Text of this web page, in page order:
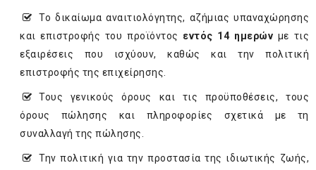
Το δικαίωμα αναιτιολόγητης, αζήμιας υπαναχώρησης
και επιστροφής του προϊόντος εντός 14 ημερών με τις
εξαιρέσεις που ισχύουν, καθώς και την πολιτική
επιστροφής της επιχείρησης.
Τους γενικούς όρους και τις προϋποθέσεις, τους
όρους πώλησης και πληροφορίες σχετικά με τη
συναλλαγή της πώλησης.
Την πολιτική για την προστασία της ιδιωτικής ζωής,